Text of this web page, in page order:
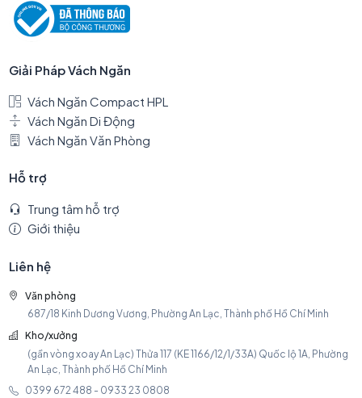
Giải Pháp Vách Ngăn
Vách Ngăn Compact HPL
Vách Ngăn Di Động
Vách Ngăn Văn Phòng
Hỗ trợ
Trung tâm hỗ trợ
Giới thiệu
Liên hệ
Văn phòng
687/18 Kinh Dương Vương, Phường An Lạc, Thành phố Hồ Chí Minh
Kho/xưởng
(gần vòng xoay An Lạc) Thửa 117 (KE 1166/12/1/33A) Quốc lộ 1A, Phường
An Lạc, Thành phố Hồ Chí Minh
0399 672 488 - 0933 23 0808